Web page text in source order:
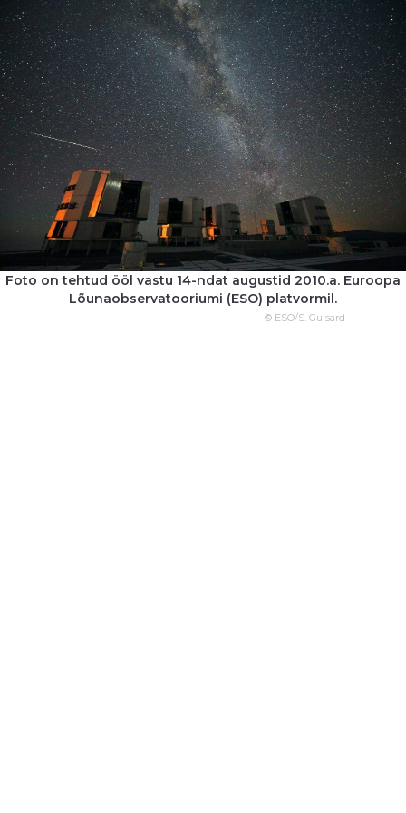
Foto on tehtud ööl vastu 14-ndat augustid 2010.a. Euroopa
Lõunaobservatooriumi (ESO) platvormil.
© ESO/S. Guisard